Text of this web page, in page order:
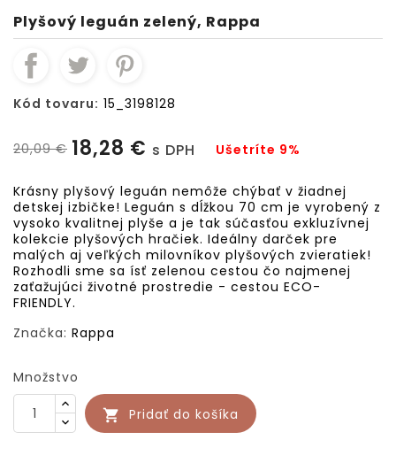
Plyšový leguán zelený, Rappa
Kód tovaru: 15_3198128
20,09 € 18,28 € s DPH Ušetríte 9%
Krásny plyšový leguán nemôže chýbať v žiadnej
detskej izbičke! Leguán s dĺžkou 70 cm je vyrobený z
vysoko kvalitnej plyše a je tak súčasťou exkluzívnej
kolekcie plyšových hračiek. Ideálny darček pre
malých aj veľkých milovníkov plyšových zvieratiek!
Rozhodli sme sa ísť zelenou cestou čo najmenej
zaťažujúci životné prostredie - cestou ECO-
FRIENDLY.
Značka: Rappa
Množstvo
 Pridať do košíka